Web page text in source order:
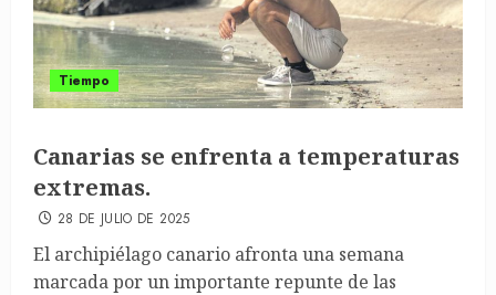
Tiempo
Canarias se enfrenta a temperaturas
extremas.
28 DE JULIO DE 2025
El archipiélago canario afronta una semana
marcada por un importante repunte de las